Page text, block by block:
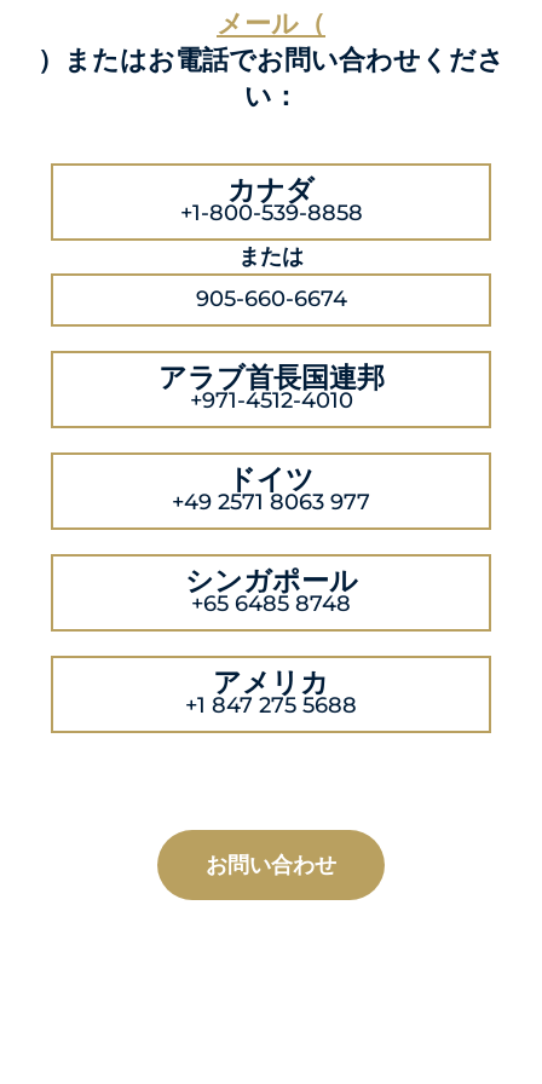
メール（
）またはお電話でお問い合わせくださ
い：
カナダ
+1-800-539-8858
または
905-660-6674
アラブ首長国連邦
+971-4512-4010
ドイツ
+49 2571 8063 977
シンガポール
+65 6485 8748
アメリカ
+1 847 275 5688
お問い合わせ